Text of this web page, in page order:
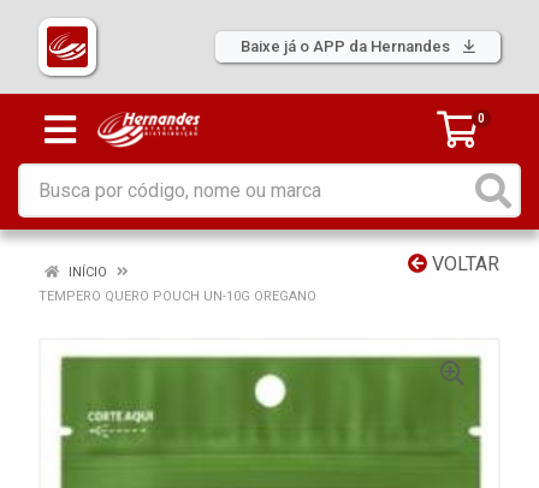
Baixe já o APP da Hernandes
0
VOLTAR
INÍCIO
TEMPERO QUERO POUCH UN-10G OREGANO